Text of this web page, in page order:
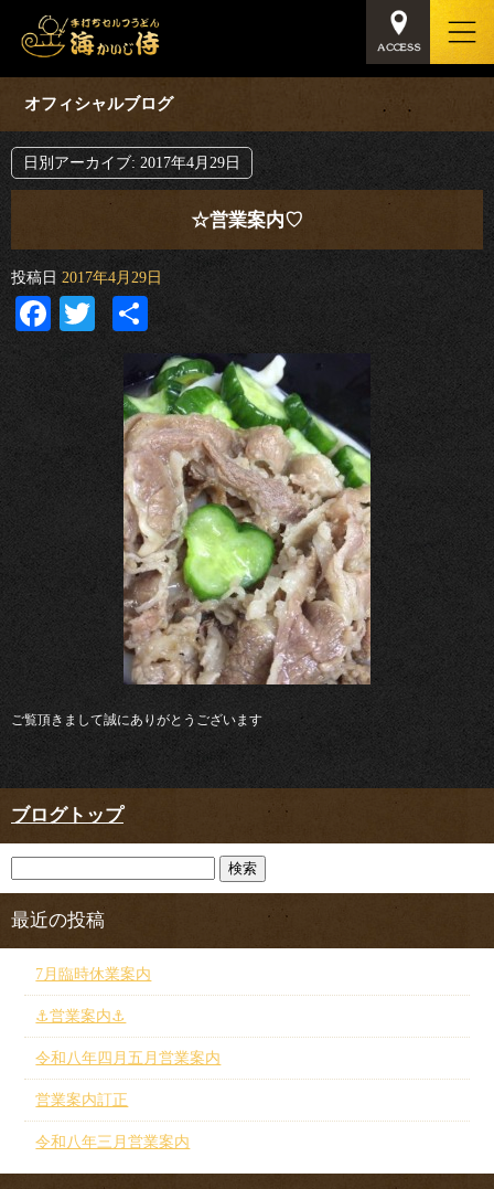
オフィシャルブログ
日別アーカイブ: 2017年4月29日
☆営業案内♡
投稿日 2017年4月29日
Facebook
Twitter
共
有
ご覧頂きまして誠にありがとうございます
ブログトップ
最近の投稿
7月臨時休業案内
⚓︎営業案内⚓︎
令和八年四月五月営業案内
営業案内訂正
令和八年三月営業案内